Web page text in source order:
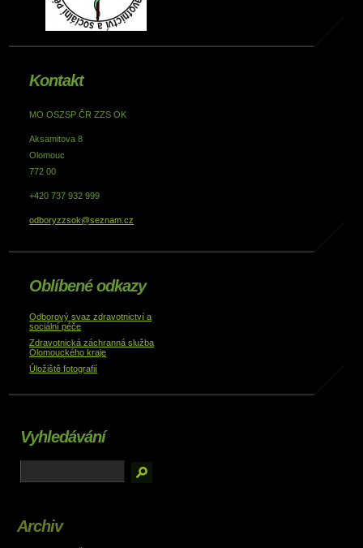
Kontakt
MO OSZSP ČR ZZS OK
Aksamitova 8
Olomouc
772 00
+420 737 932 999
odboryzzsok@seznam.cz
Oblíbené odkazy
Odborový svaz zdravotnictví a
sociální péče
Zdravotnická záchranná služba
Olomouckého kraje
Úložiště fotografií
Vyhledávání
Archiv